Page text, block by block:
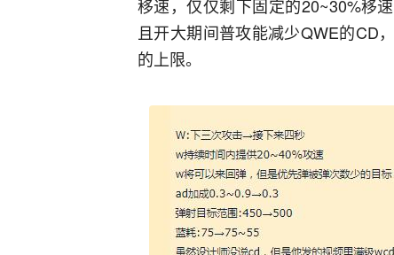
移速，仅仅剩下固定的20~30%移
且开大期间普攻能减少QWE的CD
的上限。